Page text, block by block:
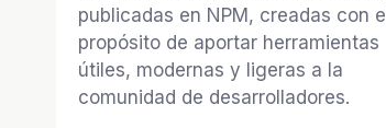
publicadas en NPM, creadas con el
propósito de aportar herramientas
útiles, modernas y ligeras a la
comunidad de desarrolladores.